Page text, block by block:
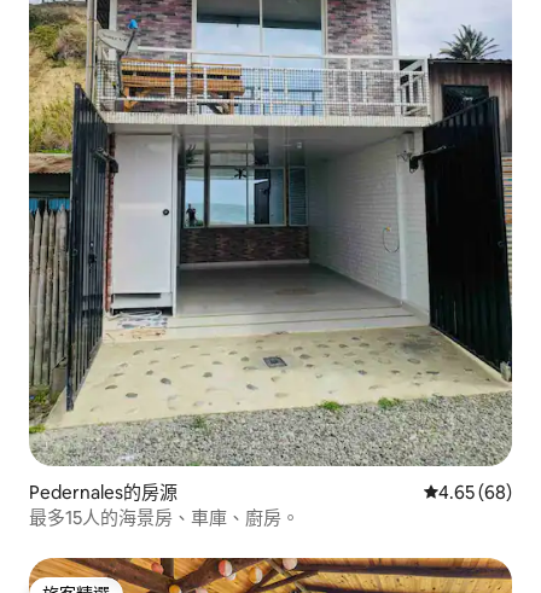
Pedernales的房源 從 68 則評價
4.65 (68)
最多15人的海景房、車庫、廚房。